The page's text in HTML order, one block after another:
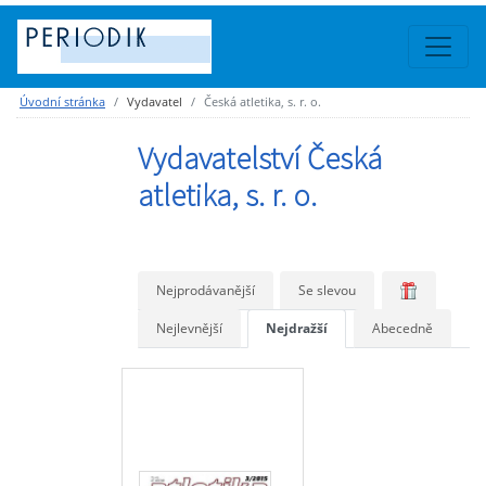
Úvodní stránka Vydavatel Česká atletika, s. r. o.
Vydavatelství Česká
atletika, s. r. o.
Nejprodávanější Se slevou
Nejlevnější Nejdražší Abecedně